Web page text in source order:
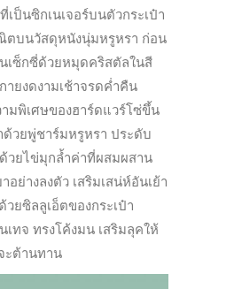
เป็นซิกเนเจอร์บนตัวกระเป๋า
ตบนวัสดุหนังนุ่มหรูหรา ก่อน
เซ็กซี่ด้วยหมุดคริสตัลในสี
ายงดงามเช้าจรดค่ำคืน
มพิเศษของฮาร์ดแวร์โซ่ขึ้น
ด้วยพู่ชาร์มหรูหรา ประดับ
วยไข่มุกล้ำค่าที่ผสมผสาน
อย่างลงตัว เสริมเสน่ห์อันเย้า
ยซิลลูเอ็ตของกระเป๋า
ทจ ทรงโค้งมน เสริมลุคให้
ะต้านทาน